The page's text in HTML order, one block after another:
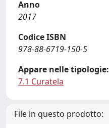
Anno
2017
Codice ISBN
978-88-6719-150-5
Appare nelle tipologie:
7.1 Curatela
File in questo prodotto: